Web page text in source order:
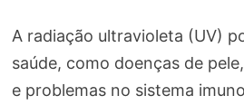
A radiação ultravioleta (UV)
saúde, como doenças de
e problemas no sistema